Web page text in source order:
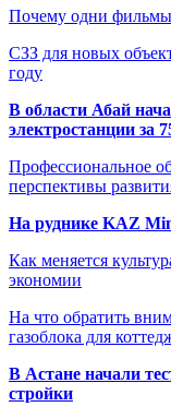
Почему одни фильмы
СЗЗ для новых
году
В области Абай
электростанции за
Профессиональное
перспективы
На руднике KAZ
Как меняется
экономии
На что обратить
газоблока для
В Астане начали
стройки